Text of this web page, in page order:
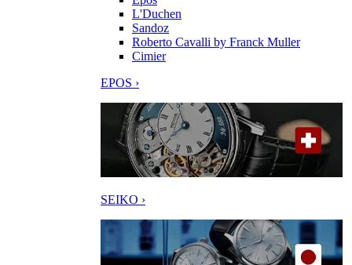
L'Duchen
Sandoz
Roberto Cavalli by Franck Muller
Cimier
EPOS ›
SEIKO ›